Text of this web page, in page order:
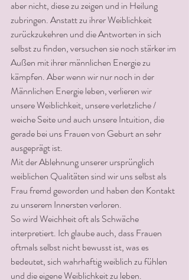
aber nicht, diese zu zeigen und in Heilung
zubringen. Anstatt zu ihrer Weiblichkeit
zurückzukehren und die Antworten in sich
selbst zu finden, versuchen sie noch stärker im
Außen mit ihrer männlichen Energie zu
kämpfen. Aber wenn wir nur noch in der
Männlichen Energie leben, verlieren wir
unsere Weiblichkeit, unsere verletzliche /
weiche Seite und auch unsere Intuition, die
gerade bei uns Frauen von Geburt an sehr
ausgeprägt ist.
Mit der Ablehnung unserer ursprünglich
weiblichen Qualitäten sind wir uns selbst als
Frau fremd geworden und haben den Kontakt
zu unserem Innersten verloren.
So wird Weichheit oft als Schwäche
interpretiert. Ich glaube auch, dass Frauen
oftmals selbst nicht bewusst ist, was es
bedeutet, sich wahrhaftig weiblich zu fühlen
und die eigene Weiblichkeit zu leben.